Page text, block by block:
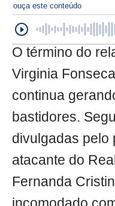
ouça este conteúdo
O término do
Virginia
continua
bastidores.
divulgadas pelo
atacante do
Fernanda